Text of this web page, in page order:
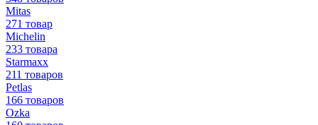
Mitas
271 товар
Michelin
233 товара
Starmaxx
211 товаров
Petlas
166 товаров
Ozka